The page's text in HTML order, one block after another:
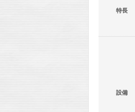
特長
設備